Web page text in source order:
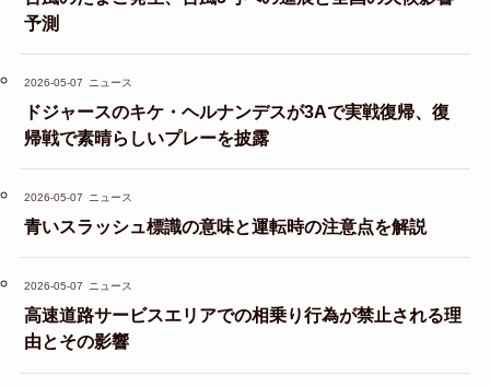
予測
2026-05-07 ニュース
ドジャースのキケ・ヘルナンデスが3Aで実戦復帰、復
帰戦で素晴らしいプレーを披露
2026-05-07 ニュース
青いスラッシュ標識の意味と運転時の注意点を解説
2026-05-07 ニュース
高速道路サービスエリアでの相乗り行為が禁止される理
由とその影響